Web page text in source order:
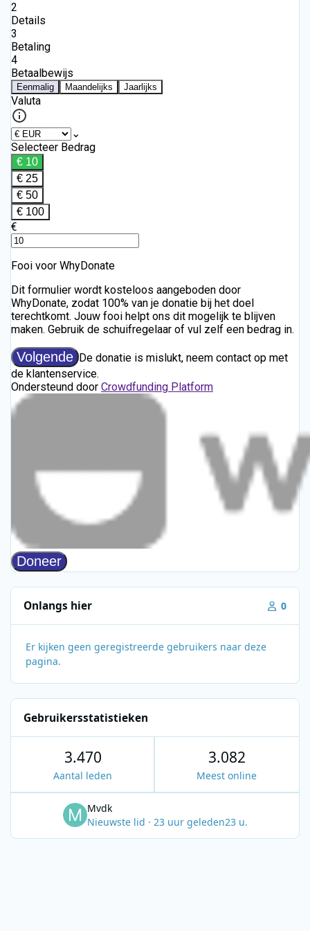
Onlangs hier 0
Er kijken geen geregistreerde gebruikers naar deze
pagina.
Gebruikersstatistieken
3.470
Aantal leden
3.082
Meest online
Mvdk
Nieuwste lid · 23 uur geleden23 u.